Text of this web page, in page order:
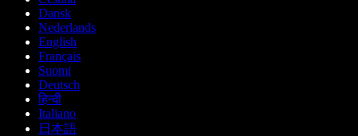
Dansk
Nederlands
English
Français
Suomi
Deutsch
हिन्दी
Italiano
日本語